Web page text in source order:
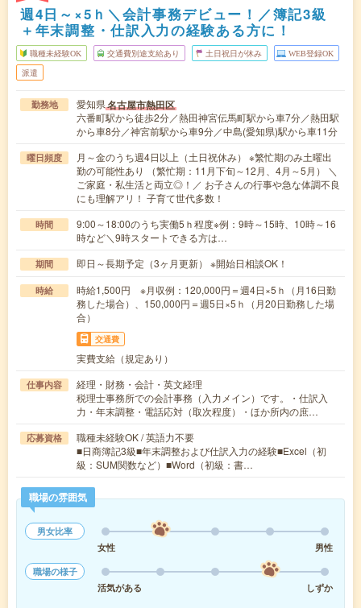
週4日～×5ｈ＼会計事務デビュー！／簿記3級
＋年末調整・仕訳入力の経験ある方に！
職種未経験OK 交通費別途支給あり 土日祝日が休み WEB登録OK
派遣
勤務地 愛知県名古屋市熱田区
六番町駅から徒歩2分／熱田神宮伝馬町駅から車7分／熱田駅
から車8分／神宮前駅から車9分／中島(愛知県)駅から車11分
曜日頻度
月～金のうち週4日以上（土日祝休み） ※繁忙期のみ土曜出
勤の可能性あり （繁忙期：11月下旬～12月、4月～5月） ＼
ご家庭・私生活と両立◎！／ お子さんの行事や急な体調不良
にも理解アリ！ 子育て世代多数！
時間
9:00～18:00のうち実働5ｈ程度※例：9時～15時、10時～16
時など＼9時スタートできる方は…
期間 即日～長期予定（3ヶ月更新） ※開始日相談OK！
時給
時給1,500円 ※月収例：120,000円＝週4日×5ｈ（月16日勤
務した場合）、150,000円＝週5日×5ｈ（月20日勤務した場
合）
交通費
実費支給（規定あり）
仕事内容
経理・財務・会計・英文経理
税理士事務所での会計事務（入力メイン）です。・仕訳入
力・年末調整・電話応対（取次程度）・ほか所内の庶…
応募資格
職種未経験OK / 英語力不要
■日商簿記3級■年末調整および仕訳入力の経験■Excel（初
級：SUM関数など）■Word（初級：書…
職場の雰囲気
男女比率
女性
男性
職場の様子
活気がある
しずか